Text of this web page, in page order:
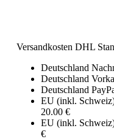
Versandkosten DHL
Deutschland
Deutschland
Deutschland
EU (inkl.
20.00 €
EU (inkl.
€